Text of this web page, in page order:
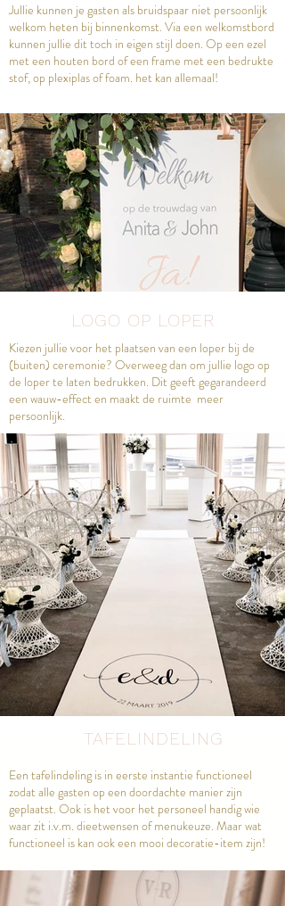
Jullie kunnen je gasten als bruidspaar niet persoonlijk
welkom heten bij binnenkomst. Via een welkomstbord
kunnen jullie dit toch in eigen stijl doen. Op een ezel
met een houten bord of een frame met een bedrukte
stof, op plexiplas of foam. het kan allemaal!
LOGO OP LOPER
Kiezen jullie voor het plaatsen van een loper bij de
(buiten) ceremonie? Overweeg dan om jullie logo op
de loper te laten bedrukken. Dit geeft gegarandeerd
een wauw-effect en maakt de ruimte meer
persoonlijk.
Een tafelindeling is in eerste instantie functioneel
zodat alle gasten op een doordachte manier zijn
geplaatst. Ook is het voor het personeel handig wie
waar zit i.v.m. dieetwensen of menukeuze. Maar wat
functioneel is kan ook een mooi decoratie-item zijn!
TAFELINDELING